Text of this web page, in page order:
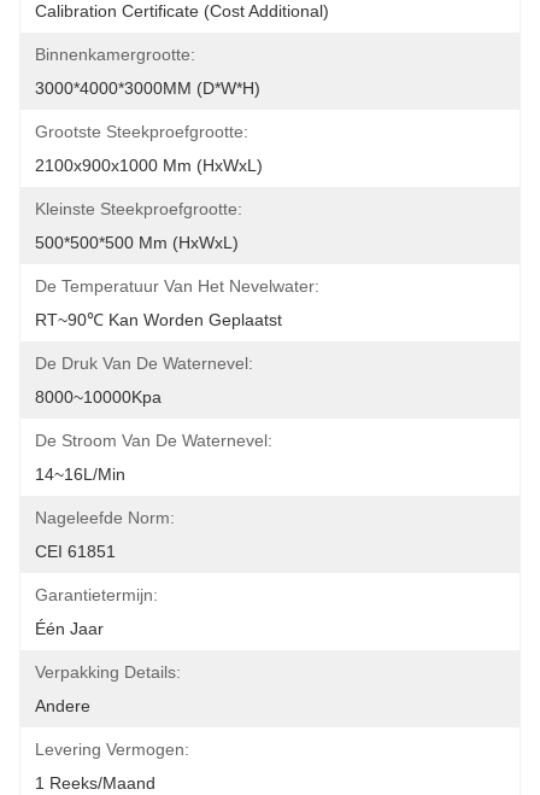
Calibration Certificate (Cost Additional)
Binnenkamergrootte:
3000*4000*3000MM (D*W*H)
Grootste Steekproefgrootte:
2100x900x1000 Mm (HxWxL)
Kleinste Steekproefgrootte:
500*500*500 Mm (HxWxL)
De Temperatuur Van Het Nevelwater:
RT~90℃ Kan Worden Geplaatst
De Druk Van De Waternevel:
8000~10000Kpa
De Stroom Van De Waternevel:
14~16L/min
Nageleefde Norm:
CEI 61851
Garantietermijn:
Één Jaar
Verpakking Details:
Andere
Levering Vermogen:
1 Reeks/maand